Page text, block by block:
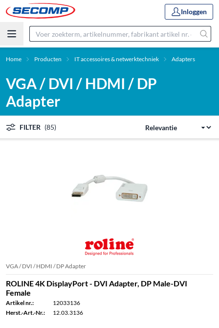
Inloggen
Home Producten IT accessoires & netwerktechniek Adapters
VGA / DVI / HDMI / DP
Adapter
FILTER (85)
VGA / DVI / HDMI / DP Adapter
ROLINE 4K DisplayPort - DVI Adapter, DP Male-DVI
Female
Artikel nr.:
12033136
Herst.-Art.-Nr.:
12.03.3136